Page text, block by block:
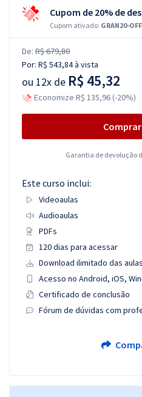
Cupom de 20% de
Cupom ativado: GRAN20-OFF
De: R$ 679,80
Por: R$ 543,84à vista
ou 12x de R$ 45,32
Economize R$ 135,96 (-20%)
Garantia de devolução
Este curso inclui:
Videoaulas
Audioaulas
PDFs
120 dias para acessar
Download ilimitado das aulas
Acesso no Android, iOS,
Certificado de conclusão
Fórum de dúvidas com